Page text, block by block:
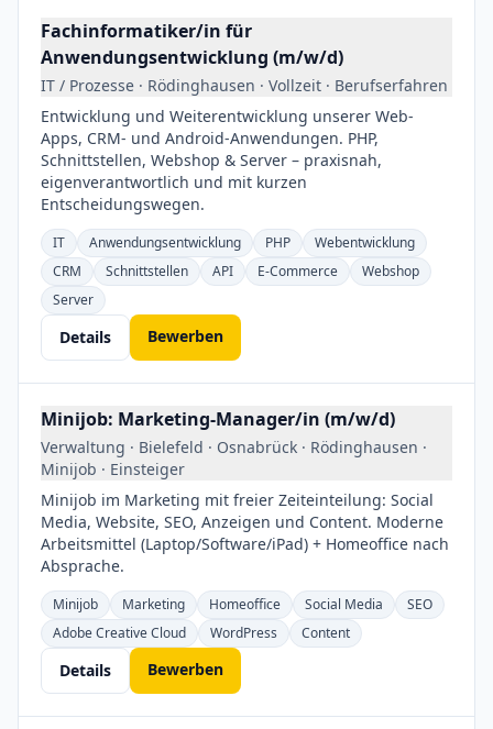
Fachinformatiker/in für
Anwendungsentwicklung (m/w/d)
IT / Prozesse · Rödinghausen · Vollzeit · Berufserfahren
Entwicklung und Weiterentwicklung unserer Web-
Apps, CRM- und Android-Anwendungen. PHP,
Schnittstellen, Webshop & Server – praxisnah,
eigenverantwortlich und mit kurzen
Entscheidungswegen.
IT Anwendungsentwicklung PHP
Webentwicklung
CRM
Schnittstellen API E-Commerce
Webshop
Server
Details Bewerben
Minijob: Marketing-Manager/in (m/w/d)
Verwaltung · Bielefeld · Osnabrück · Rödinghausen ·
Minijob · Einsteiger
Minijob im Marketing mit freier Zeiteinteilung: Social
Media, Website, SEO, Anzeigen und Content. Moderne
Arbeitsmittel (Laptop/Software/iPad) + Homeoffice nach
Absprache.
Minijob Marketing Homeoffice Social Media
SEO
Adobe Creative Cloud
WordPress Content
Details Bewerben